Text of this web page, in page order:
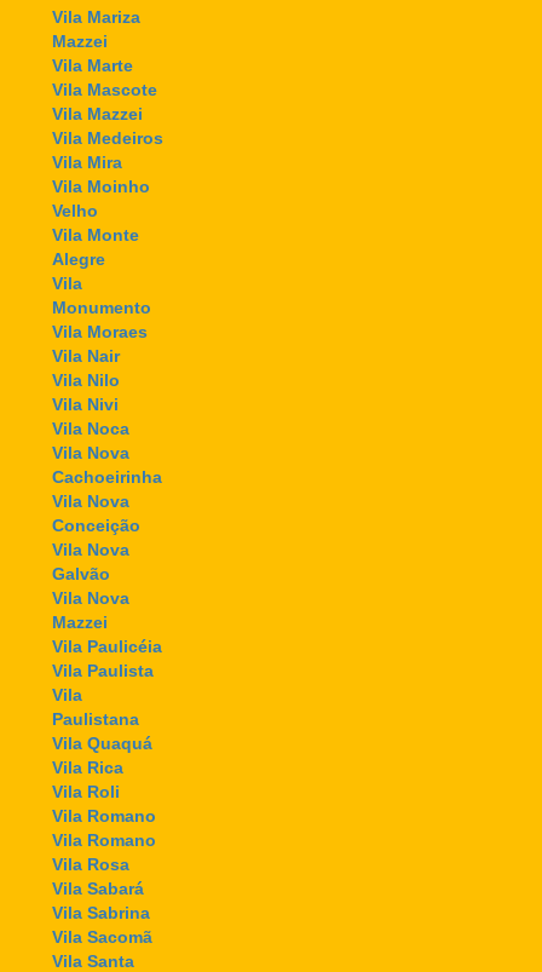
Vila Mariza
Mazzei
Vila Marte
Vila Mascote
Vila Mazzei
Vila Medeiros
Vila Mira
Vila Moinho
Velho
Vila Monte
Alegre
Vila
Monumento
Vila Moraes
Vila Nair
Vila Nilo
Vila Nivi
Vila Noca
Vila Nova
Cachoeirinha
Vila Nova
Conceição
Vila Nova
Galvão
Vila Nova
Mazzei
Vila Paulicéia
Vila Paulista
Vila
Paulistana
Vila Quaquá
Vila Rica
Vila Roli
Vila Romano
Vila Romano
Vila Rosa
Vila Sabará
Vila Sabrina
Vila Sacomã
Vila Santa